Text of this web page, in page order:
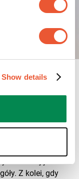
Show details
Z kolei, gdy